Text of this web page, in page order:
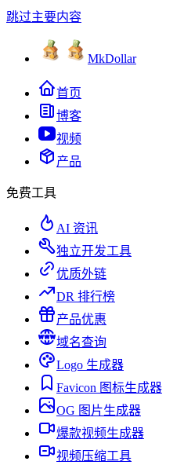
跳过主要内容
MkDollar
首页
博客
视频
产品
免费工具
AI 资讯
独立开发工具
优质外链
DR 排行榜
产品优惠
域名查询
Logo 生成器
Favicon 图标生成器
OG 图片生成器
爆款视频生成器
视频压缩工具